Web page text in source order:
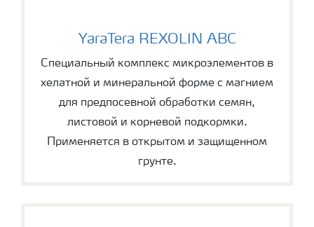
YaraTera REXOLIN ABC
YaraTera REXOLIN ABC
Специальный комплекс микроэлементов в
хелатной и минеральной форме с магнием
для предпосевной обработки семян,
листовой и корневой подкормки.
Применяется в открытом и защищенном
грунте.